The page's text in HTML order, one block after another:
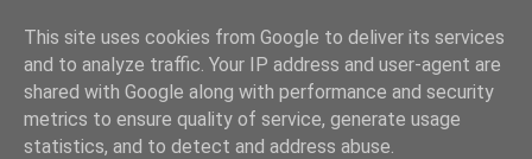
This site uses cookies from Google to deliver its services
and to analyze traffic. Your IP address and user-agent are
shared with Google along with performance and security
metrics to ensure quality of service, generate usage
statistics, and to detect and address abuse.